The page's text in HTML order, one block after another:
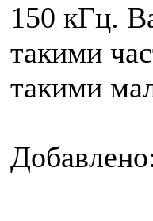
150 кГц.
такими
такими